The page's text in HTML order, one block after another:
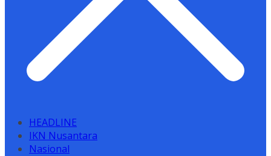
HEADLINE
IKN Nusantara
Nasional